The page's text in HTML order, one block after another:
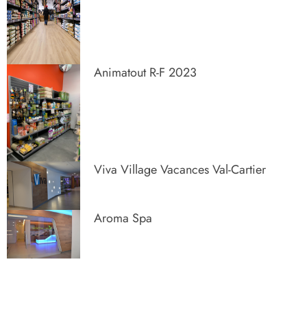
Animatout R-F 2023
Viva Village Vacances Val-Cartier
Aroma Spa